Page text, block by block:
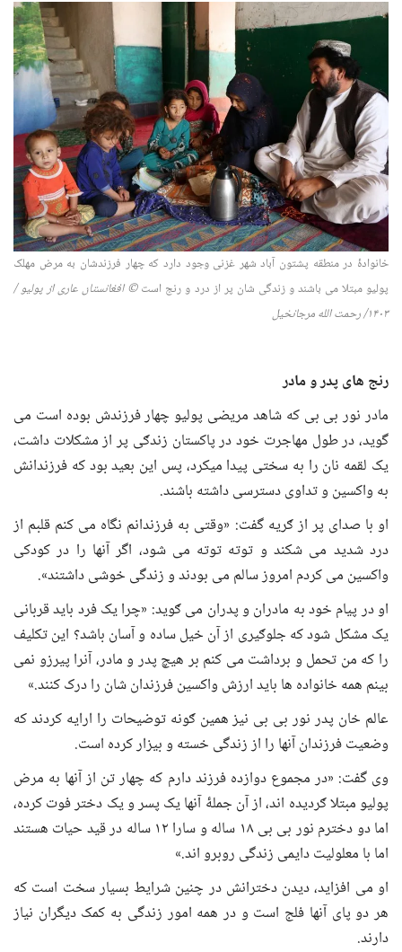
خانوادۀ در منطقه پشتون آباد شهر غزنی وجود دارد که چهار فرزندشان به مرض مهلک
پولیو مبتلا می باشند و زندگی شان پر از درد و رنج است© افغانستان عاری از پولیو/
۱۴۰۳ /رحمت الله مرجانخیل
رنج های پدر و مادر
مادر نور بی بی که شاهد مریضی پولیو چهار فرزندش بوده است می
گوید، در طول مهاجرت خود در پاکستان زندګی پر از مشکلات داشت،
یک لقمه نان را به سختی پیدا میکرد، پس این بعید بود که فرزندانش
به واکسین و تداوی دسترسی داشته باشند.
او با صدای پر از ګریه گفت: «وقتی به فرزندانم نگاه می کنم قلبم از
درد شدید می شکند و توته توته می شود، اگر آنها را در کودکی
واکسین می کردم امروز سالم می بودند و زندگی خوشی داشتند».
او در پیام خود به مادران و پدران می ګوید: «چرا یک فرد باید قربانی
یک مشکل شود که جلوګیری از آن خیل ساده و آسان باشد؟ این تکلیف
را که من تحمل و برداشت می کنم بر هیچ پدر و مادر، آنرا پیرزو نمی
بینم همه خانواده ها باید ارزش واکسین فرزندان شان را درک کنند.»
عالم خان پدر نور بی بی نیز همین ګونه توضیحات را ارایه کردند که
وضعیت فرزندان آنها را از زندگی خسته و بیزار کرده است.
وی گفت: «در مجموع دوازده فرزند دارم که چهار تن از آنها به مرض
پولیو مبتلا ګردیده اند، از آن جملۀ آنها یک پسر و یک دختر فوت کرده،
اما دو دخترم نور بی بی ۱۸ ساله و سارا ۱۲ ساله در قید حیات هستند
اما با معلولیت دایمی زندگی روبرو اند.»
او می افزاید، دیدن دخترانش در چنین شرایط بسیار سخت است که
هر دو پای آنها فلج است و در همه امور زندگی به کمک دیگران نیاز
دارند.